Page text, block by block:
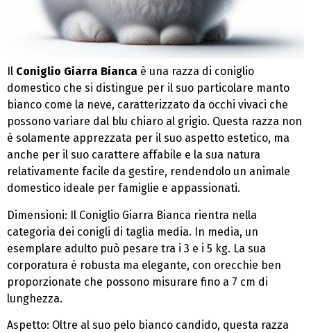
Il Coniglio Giarra Bianca è una razza di coniglio
domestico che si distingue per il suo particolare manto
bianco come la neve, caratterizzato da occhi vivaci che
possono variare dal blu chiaro al grigio. Questa razza non
è solamente apprezzata per il suo aspetto estetico, ma
anche per il suo carattere affabile e la sua natura
relativamente facile da gestire, rendendolo un animale
domestico ideale per famiglie e appassionati.
Dimensioni: Il Coniglio Giarra Bianca rientra nella
categoria dei conigli di taglia media. In media, un
esemplare adulto può pesare tra i 3 e i 5 kg. La sua
corporatura è robusta ma elegante, con orecchie ben
proporzionate che possono misurare fino a 7 cm di
lunghezza.
Aspetto: Oltre al suo pelo bianco candido, questa razza